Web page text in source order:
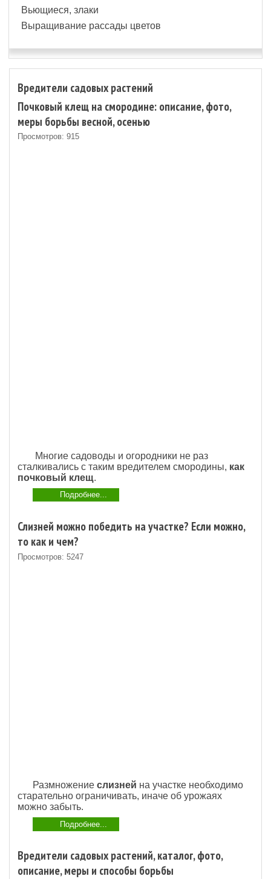
Вьющиеся, злаки
Выращивание рассады цветов
Вредители садовых растений
Почковый клещ на смородине: описание, фото,
меры борьбы весной, осенью
Просмотров: 915
Многие садоводы и огородники не раз
сталкивались с таким вредителем смородины, как
почковый клещ.
Подробнее...
Слизней можно победить на участке? Если можно,
то как и чем?
Просмотров: 5247
Размножение слизней на участке необходимо
старательно ограничивать, иначе об урожаях
можно забыть.
Подробнее...
Вредители садовых растений, каталог, фото,
описание, меры и способы борьбы